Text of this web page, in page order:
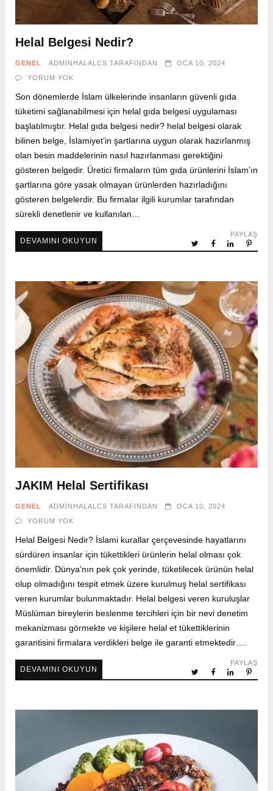
Helal Belgesi Nedir?
GENEL ADMINHALALCS TARAFINDAN
OCA 10, 2024
YORUM YOK
Son dönemlerde İslam ülkelerinde insanların güvenli gıda
tüketimi sağlanabilmesi için helal gıda belgesi uygulaması
başlatılmıştır. Helal gıda belgesi nedir? helal belgesi olarak
bilinen belge, İslamiyet’in şartlarına uygun olarak hazırlanmış
olan besin maddelerinin nasıl hazırlanması gerektiğini
gösteren belgedir. Üretici firmaların tüm gıda ürünlerini İslam’ın
şartlarına göre yasak olmayan ürünlerden hazırladığını
gösteren belgelerdir. Bu firmalar ilgili kurumlar tarafından
sürekli denetlenir ve kullanılan…
DEVAMINI OKUYUN
PAYLAŞ
JAKIM Helal Sertifikası
GENEL ADMINHALALCS TARAFINDAN
OCA 10, 2024
YORUM YOK
Helal Belgesi Nedir? İslami kurallar çerçevesinde hayatlarını
sürdüren insanlar için tükettikleri ürünlerin helal olması çok
önemlidir. Dünya’nın pek çok yerinde, tüketilecek ürünün helal
olup olmadığını tespit etmek üzere kurulmuş helal sertifikası
veren kurumlar bulunmaktadır. Helal belgesi veren kuruluşlar
Müslüman bireylerin beslenme tercihleri için bir nevi denetim
mekanizması görmekte ve kişilere helal et tükettiklerinin
garantisini firmalara verdikleri belge ile garanti etmektedir….
DEVAMINI OKUYUN
PAYLAŞ